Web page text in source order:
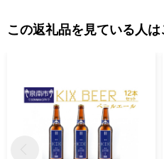
この返礼品を見ている人